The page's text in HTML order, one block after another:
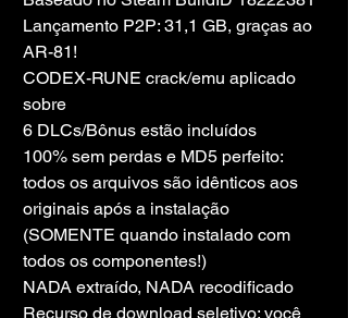
Lançamento P2P: 31,1 GB, graças ao
AR-81!
CODEX-RUNE crack/emu aplicado
sobre
6 DLCs/Bônus estão incluídos
100% sem perdas e MD5 perfeito:
todos os arquivos são idênticos aos
originais após a instalação
(SOMENTE quando instalado com
todos os componentes!)
NADA extraído, NADA recodificado
Recurso de download seletivo: você